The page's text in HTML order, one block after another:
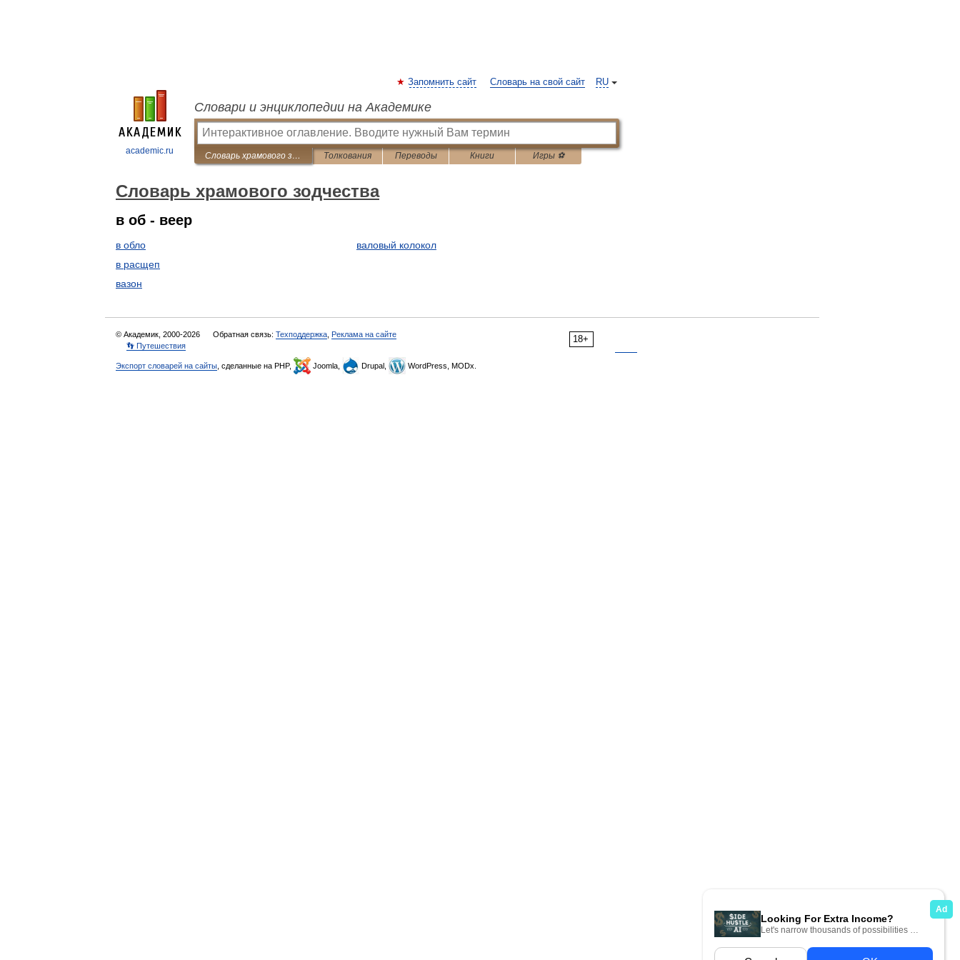
academic.ru
RU
Запомнить сайт Словарь на свой сайт
Словари и энциклопедии на Академике
Словарь храмового зодчества Толкования Переводы Книги Игры ⚽
Словарь храмового зодчества
в об - веер
в обло
в расщеп
вазон
валовый колокол
18+
© Академик, 2000-2026 Обратная связь: Техподдержка Реклама на сайте
👣 Путешествия
Экспорт словарей на сайты , сделанные на PHP, Joomla, Drupal, WordPress, MODx.